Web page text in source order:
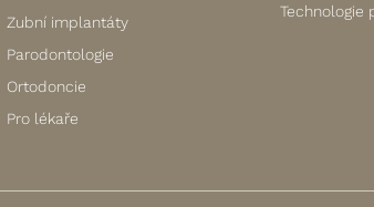
Zubní implantáty
Parodontologie
Ortodoncie
Pro lékaře
Technologie